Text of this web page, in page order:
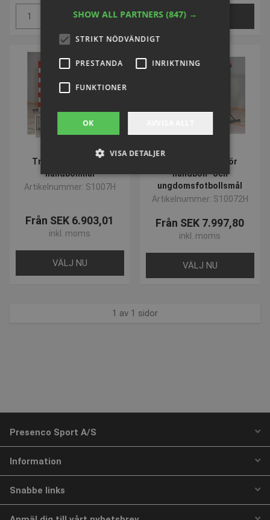
Köp VÄLJ NU
Transportvagn för
handbollmål
Artikelnummer: S1007H
Från SEK 6.903,01
inkl. moms
VÄLJ NU
Transportvagn för
handboll- och
ungdomsfotbollsmål
Artikelnummer: S10072H
Från SEK 7.997,80
inkl. moms
VÄLJ NU
1 av 1 sidor
Presenco Sport A/S
Information
Snabbe links
SHOW ALL PARTNERS (847) →
STRIKT NÖDVÄNDIGT
PRESTANDA INRIKTNING
FUNKTIONER
OK
VISA DETALJER
Prestanda
Inriktning
Strikt nödvändiga kakor tillåter
användarinloggning och kontohantering.
Webbplatsen kan inte användas ordentligt utan
strikt nödvändiga cookies.
popup-signup-closed